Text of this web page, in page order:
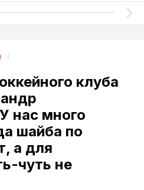
клуба
нас много
шайба по
а для
чуть не